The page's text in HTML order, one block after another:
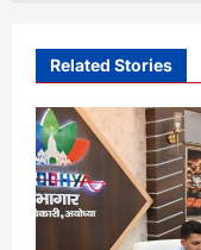
g
a
t
i
o
Related Stories